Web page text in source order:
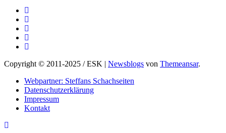
Copyright © 2011-2025 / ESK | Newsblogs von Themeansar.
Webpartner: Steffans Schachseiten
Datenschutzerklärung
Impressum
Kontakt